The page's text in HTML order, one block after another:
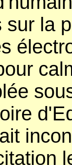
sur la